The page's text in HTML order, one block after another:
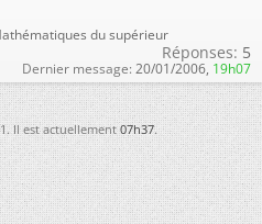
du supérieur
Réponses: 5
Dernier message: 20/01/2006, 19h07
Il est actuellement07h37.